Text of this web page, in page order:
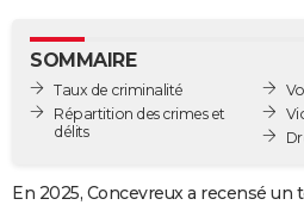
GUIDES D'ACHAT
BONS PLANS
SOMMAIRE
Taux de criminalité
Répartition des crimes et
délits
En 2025, Concevreux a recensé un